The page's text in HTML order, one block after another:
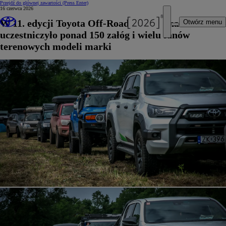
Przejdź do głównej zawartości (Press Enter)
Otwórz menu
16 czerwca 2026
W 11. edycji Toyota Off-Road Festival na Mazurach
uczestniczyło ponad 150 załóg i wielu fanów
terenowych modeli marki